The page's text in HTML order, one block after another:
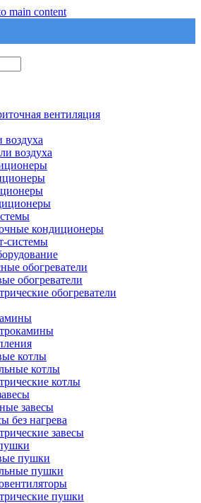
main content
вентиляция
воздуха
кондиционеры
системы
обогреватели
обогреватели
обогреватели
котлы
котлы
котлы
завесы
без нагрева
завесы
пушки
пушки
пушки